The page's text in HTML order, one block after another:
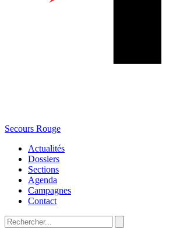
Secours Rouge
Actualités
Dossiers
Sections
Agenda
Campagnes
Contact